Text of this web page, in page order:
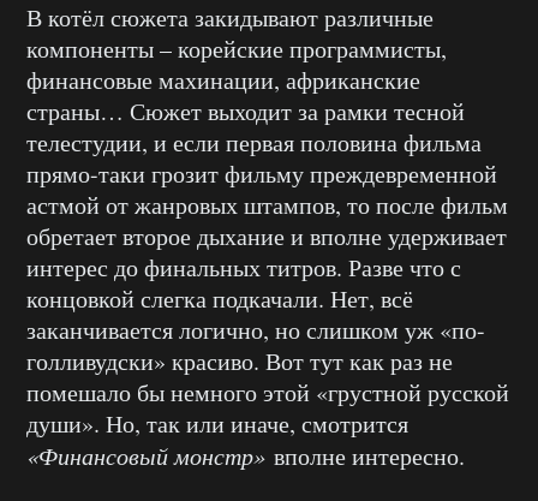
В котёл сюжета закидывают различные
компоненты – корейские программисты,
финансовые махинации, африканские
страны… Сюжет выходит за рамки тесной
телестудии, и если первая половина фильма
прямо-таки грозит фильму преждевременной
астмой от жанровых штампов, то после фильм
обретает второе дыхание и вполне удерживает
интерес до финальных титров. Разве что с
концовкой слегка подкачали. Нет, всё
заканчивается логично, но слишком уж «по-
голливудски» красиво. Вот тут как раз не
помешало бы немного этой «грустной русской
души». Но, так или иначе, смотрится
«Финансовый монстр» вполне интересно.